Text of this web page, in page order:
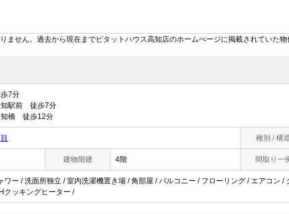
せん。過去から現在までピタットハウス高知店のホームぺージに掲載されていた物
7分
駅前 徒歩7分
橋 徒歩12分
種別 / 構
建物階建 4階 間取り一
ワー / 洗面所独立 / 室内洗濯機置き場 / 角部屋 / バルコニー / フローリング / エアコン /
クッキングヒーター /